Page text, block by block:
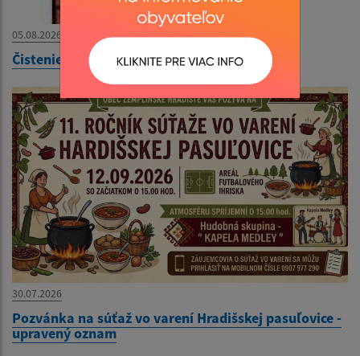
05.08.2026
Čistenie komínov v obci
30.07.2026
Pozvánka na súťaž vo varení Hradišskej pasuľovice -
upravený oznam